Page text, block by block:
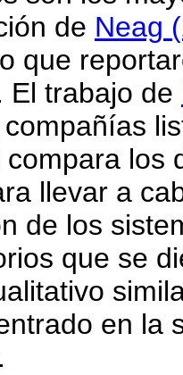
de Neag
que
El trabajo de
los
llevar a
de los
que se
en la